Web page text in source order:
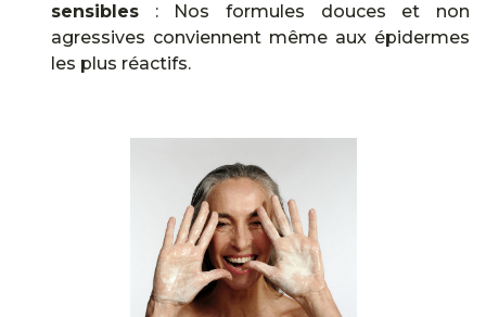
sensibles : Nos formules douces et non
agressives conviennent même aux épidermes
les plus réactifs.